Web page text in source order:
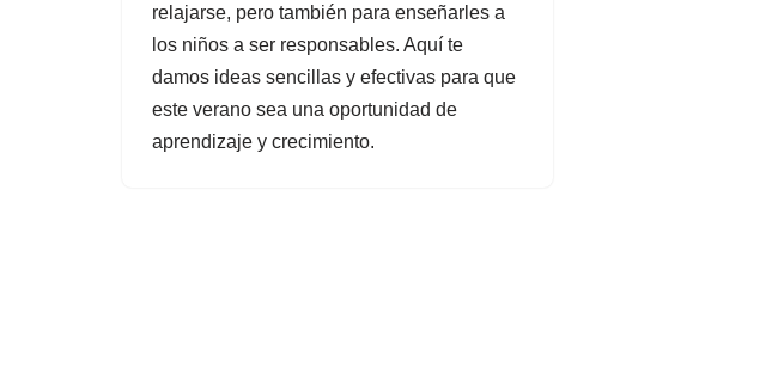
relajarse, pero también para enseñarles a
los niños a ser responsables. Aquí te
damos ideas sencillas y efectivas para que
este verano sea una oportunidad de
aprendizaje y crecimiento.